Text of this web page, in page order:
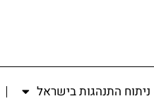
ניתוח התנהגות בישראל